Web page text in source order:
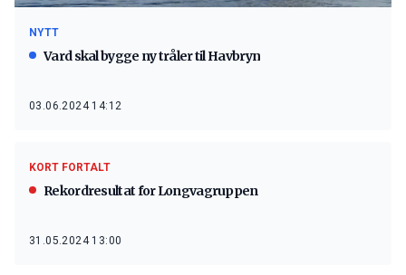
NYTT
Vard skal bygge ny tråler til Havbryn
03.06.2024 14:12
KORT FORTALT
Rekordresultat for Longvagruppen
31.05.2024 13:00